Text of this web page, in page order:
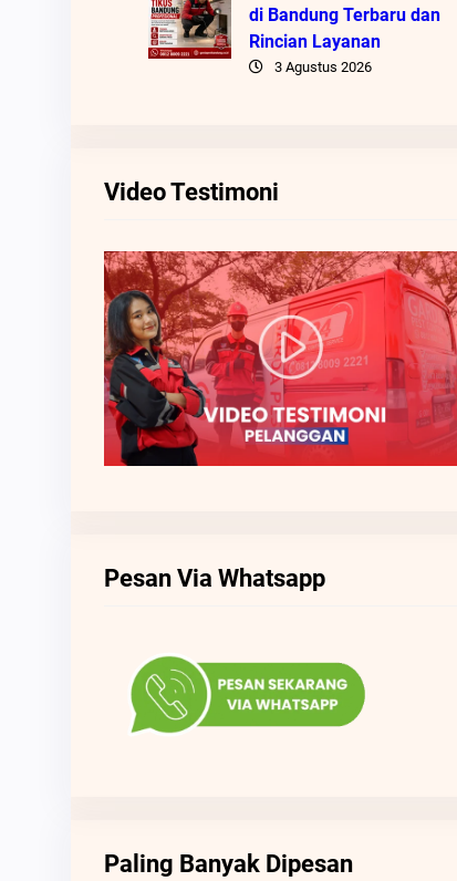
di Bandung Terbaru dan
Rincian Layanan
3 Agustus 2026
Video Testimoni
Pesan Via Whatsapp
Paling Banyak Dipesan